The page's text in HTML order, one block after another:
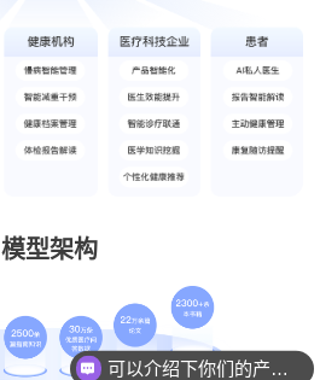
模型架构
可以介绍下你们的产品么